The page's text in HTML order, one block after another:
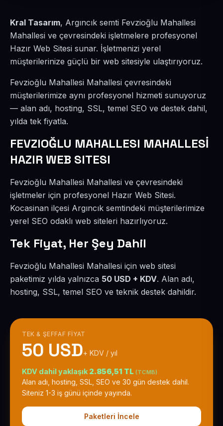
Kral Tasarım, Argıncık semti Fevzioğlu Mahallesi
Mahallesi ve çevresindeki işletmelere profesyonel
Hazır Web Sitesi sunar. İşletmenizi yerel
müşterilerinize güçlü bir web sitesiyle ulaştırıyoruz.
Fevzioğlu Mahallesi Mahallesi çevresindeki
müşterilerimize aynı profesyonel hizmeti sunuyoruz
— alan adı, hosting, SSL, temel SEO ve destek dahil,
yılda tek fiyatla.
FEVZIOĞLU MAHALLESI MAHALLESİ
HAZIR WEB SITESI
Fevzioğlu Mahallesi Mahallesi ve çevresindeki
işletmeler için profesyonel Hazır Web Sitesi.
Kocasinan ilçesi Argıncık semtindeki müşterilerimize
yerel SEO odaklı web siteleri hazırlıyoruz.
Tek Fiyat, Her Şey Dahil
Fevzioğlu Mahallesi Mahallesi için web sitesi
paketimiz yılda yalnızca 50 USD + KDV. Alan adı,
hosting, SSL, temel SEO ve teknik destek dahildir.
TEK & ŞEFFAF FIYAT
50 USD+ KDV / yıl
KDV dahil yaklaşık 2.856,51 TL (TCMB)
Alan adı, hosting, SSL, SEO ve 30 gün destek dahil.
Siteniz 1-3 iş günü içinde yayında.
Paketleri İncele